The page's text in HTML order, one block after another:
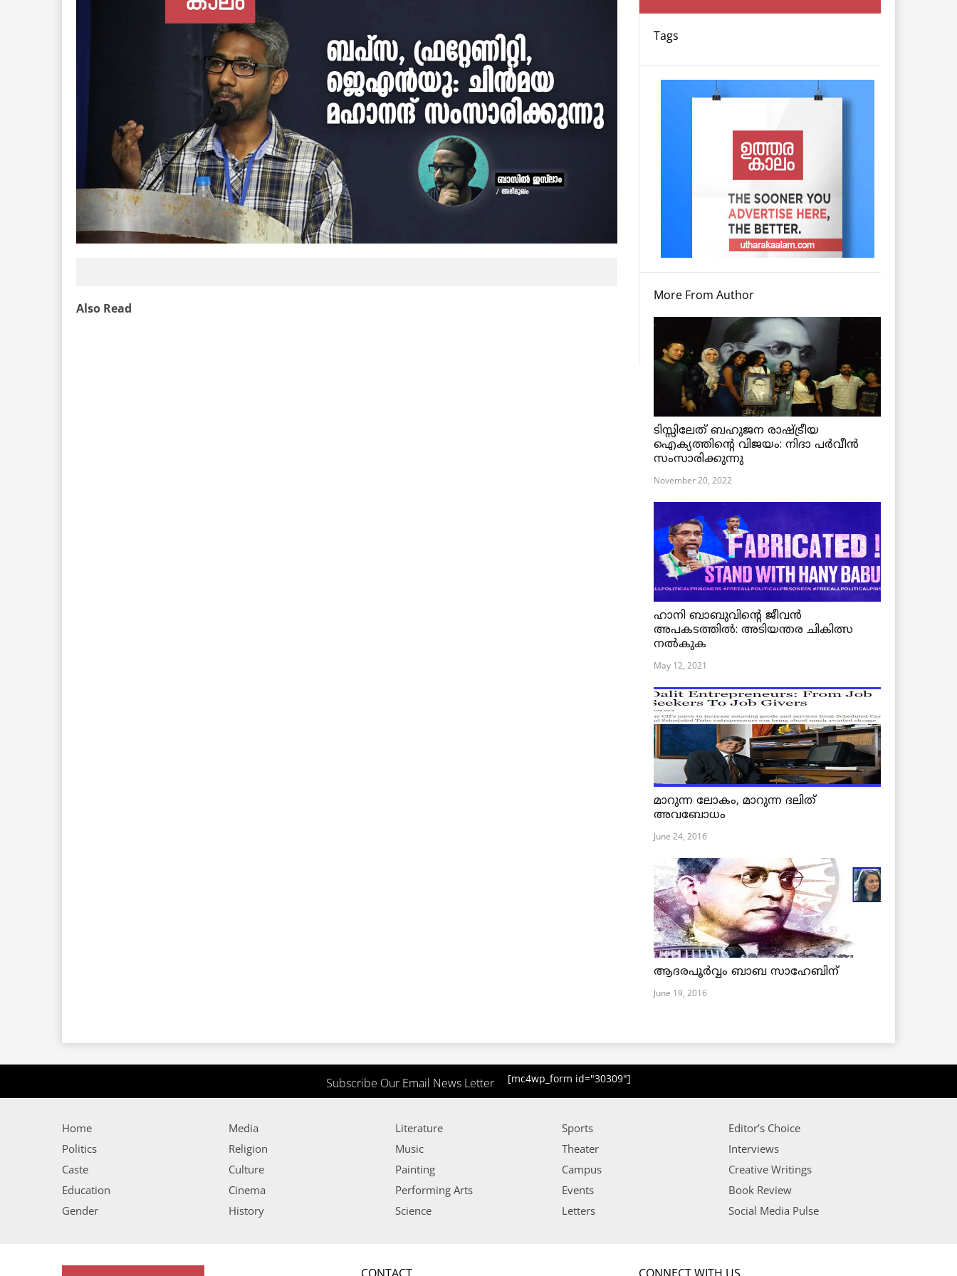
Also Read
Tags
More From Author
ടിസ്സിലേത് ബഹുജന രാഷ്ട്രീയ
ഐക്യത്തിന്റെ വിജയം: നിദാ പർവീൻ
സംസാരിക്കുന്നു
November 20, 2022
ഹാനി ബാബുവിന്റെ ജീവൻ
അപകടത്തിൽ: അടിയന്തര ചികിത്സ
നൽകുക
May 12, 2021
മാറുന്ന ലോകം, മാറുന്ന ദലിത്
അവബോധം
June 24, 2016
ആദരപൂര്‍വ്വം ബാബ സാഹേബിന്
June 19, 2016
Subscribe Our Email News Letter [mc4wp_form id="30309"]
Home
Politics
Caste
Education
Gender
Media
Religion
Culture
Cinema
History
Literature
Music
Painting
Performing Arts
Science
Sports
Theater
Campus
Events
Letters
Editor’s Choice
Interviews
Creative Writings
Book Review
Social Media Pulse